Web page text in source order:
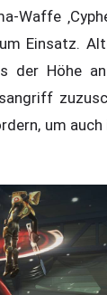
Waffe
Einsatz.
der Höhe
um